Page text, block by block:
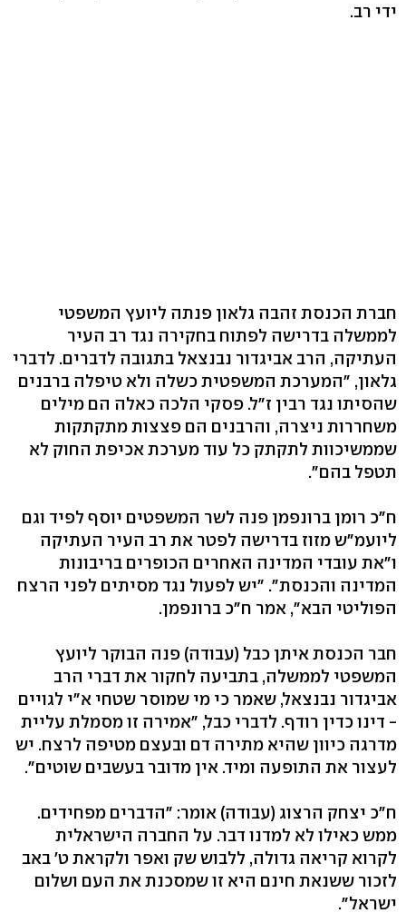
ידי רב.
חברת הכנסת זהבה גלאון פנתה ליועץ המשפטי
לממשלה בדרישה לפתוח בחקירה נגד רב העיר
העתיקה, הרב אביגדור נבנצאל בתגובה לדברים. לדברי
גלאון, "המערכת המשפטית כשלה ולא טיפלה ברבנים
שהסיתו נגד רבין ז"ל. פסקי הלכה כאלה הם מילים
משחררות ניצרה, והרבנים הם פצצות מתקתקות
שממשיכוות לתקתק כל עוד מערכת אכיפת החוק לא
תטפל בהם".
ח"כ רומן ברונפמן פנה לשר המשפטים יוסף לפיד וגם
ליועמ"ש מזוז בדרישה לפטר את רב העיר העתיקה
ו"את עובדי המדינה האחרים הכופרים בריבונות
המדינה והכנסת". "יש לפעול נגד מסיתים לפני הרצח
הפוליטי הבא", אמר ח"כ ברונפמן.
חבר הכנסת איתן כבל (עבודה) פנה הבוקר ליועץ
המשפטי לממשלה, בתביעה לחקור את דברי הרב
אביגדור נבנצאל, שאמר כי מי שמוסר שטחי א"י לגויים
- דינו כדין רודף. לדברי כבל, "אמירה זו מסמלת עליית
מדרגה כיוון שהיא מתירה דם ובעצם מטיפה לרצח. יש
לעצור את התופעה ומיד. אין מדובר בעשבים שוטים".
ח"כ יצחק הרצוג (עבודה) אומר: "הדברים מפחידים.
ממש כאילו לא למדנו דבר. על החברה הישראלית
לקרוא קריאה גדולה, ללבוש שק ואפר ולקראת ט' באב
לזכור ששנאת חינם היא זו שמסכנת את העם ושלום
ישראל".